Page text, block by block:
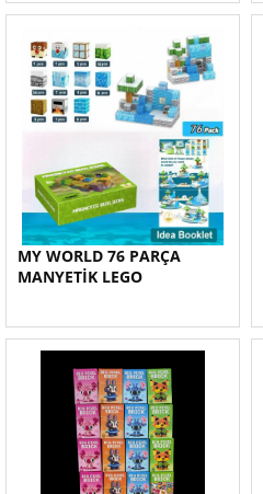
MY WORLD 76 PARÇA
MANYETİK LEGO